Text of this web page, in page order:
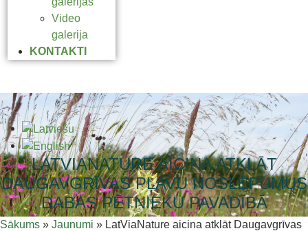
Video
galerija
KONTAKTI
LATVIANATURE AICINA ATKLĀT
DAUGAVGRĪVAS PĻAVU NOSLĒPUMUS
DABAS PĒTNIEKU PAVADĪBĀ
Sākums » Jaunumi » LatViaNature aicina atklāt Daugavgrīvas